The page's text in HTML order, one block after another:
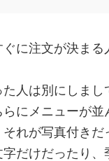
に注文が決まる
人は別にしまし
にメニューが並
れが写真付きだ
だけだったり、